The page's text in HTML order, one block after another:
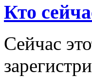
Кто
Сейчас